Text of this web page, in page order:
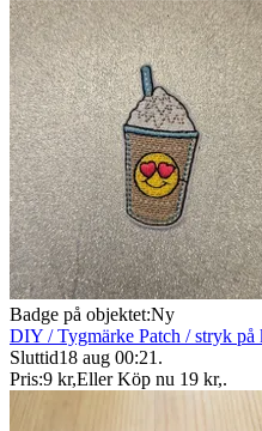
Badge på objektet:Ny
DIY / Tygmärke Patch / stryk på
Sluttid18 aug 00:21 .
Pris:9 kr,Eller Köp nu 19 kr,.